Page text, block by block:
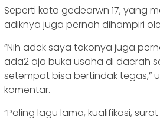
Seperti kata gedearwn 17, yang
adiknya juga pernah dihampiri
“Nih adek saya tokonya juga
ada2 aja buka usaha di daerah
setempat bisa bertindak tegas,”
komentar.
“Paling lagu lama, kualifikasi,